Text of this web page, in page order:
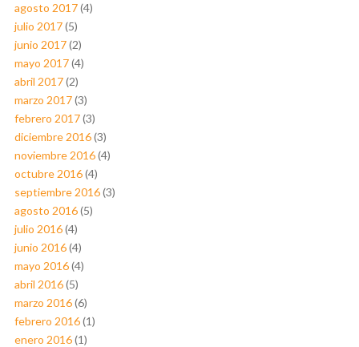
agosto 2017(4)
julio 2017(5)
junio 2017(2)
mayo 2017(4)
abril 2017(2)
marzo 2017(3)
febrero 2017(3)
diciembre 2016(3)
noviembre 2016(4)
octubre 2016(4)
septiembre 2016(3)
agosto 2016(5)
julio 2016(4)
junio 2016(4)
mayo 2016(4)
abril 2016(5)
marzo 2016(6)
febrero 2016(1)
enero 2016(1)